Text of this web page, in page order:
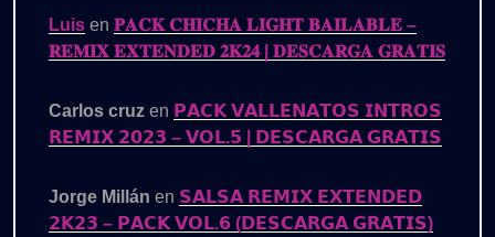
Luis en 𝐏𝐀𝐂𝐊 𝐂𝐇𝐈𝐂𝐇𝐀 𝐋𝐈𝐆𝐇𝐓 𝐁𝐀𝐈𝐋𝐀𝐁𝐋𝐄 –
𝐑𝐄𝐌𝐈𝐗 𝐄𝐗𝐓𝐄𝐍𝐃𝐄𝐃 𝟐𝐊𝟐𝟒 | 𝐃𝐄𝐒𝐂𝐀𝐑𝐆𝐀 𝐆𝐑𝐀𝐓𝐈𝐒
Carlos cruz en 𝗣𝗔𝗖𝗞 𝗩𝗔𝗟𝗟𝗘𝗡𝗔𝗧𝗢𝗦 𝗜𝗡𝗧𝗥𝗢𝗦
𝗥𝗘𝗠𝗜𝗫 𝟮𝟬𝟮𝟯 – 𝗩𝗢𝗟.𝟱 | 𝗗𝗘𝗦𝗖𝗔𝗥𝗚𝗔 𝗚𝗥𝗔𝗧𝗜𝗦
Jorge Millán en 𝗦𝗔𝗟𝗦𝗔 𝗥𝗘𝗠𝗜𝗫 𝗘𝗫𝗧𝗘𝗡𝗗𝗘𝗗
𝟮𝗞𝟮𝟯 – 𝗣𝗔𝗖𝗞 𝗩𝗢𝗟.𝟲 (𝗗𝗘𝗦𝗖𝗔𝗥𝗚𝗔 𝗚𝗥𝗔𝗧𝗜𝗦)